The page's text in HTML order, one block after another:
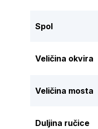
Spol
Veličina okvira
Veličina mosta
Duljina ručice